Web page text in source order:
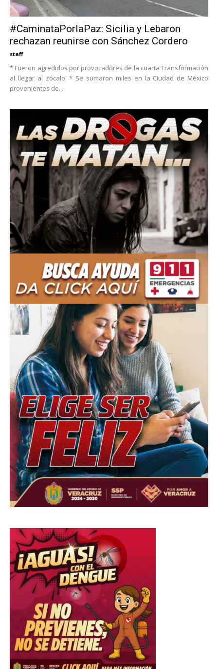
#CaminataPorlaPaz: Sicilia y Lebaron
rechazan reunirse con Sánchez Cordero
staff
* Fueron agredidos por provocadores de la cuarta Transformación
al llegar al zócalo. * Se sumaron miles en la Ciudad de México
provenientes de...